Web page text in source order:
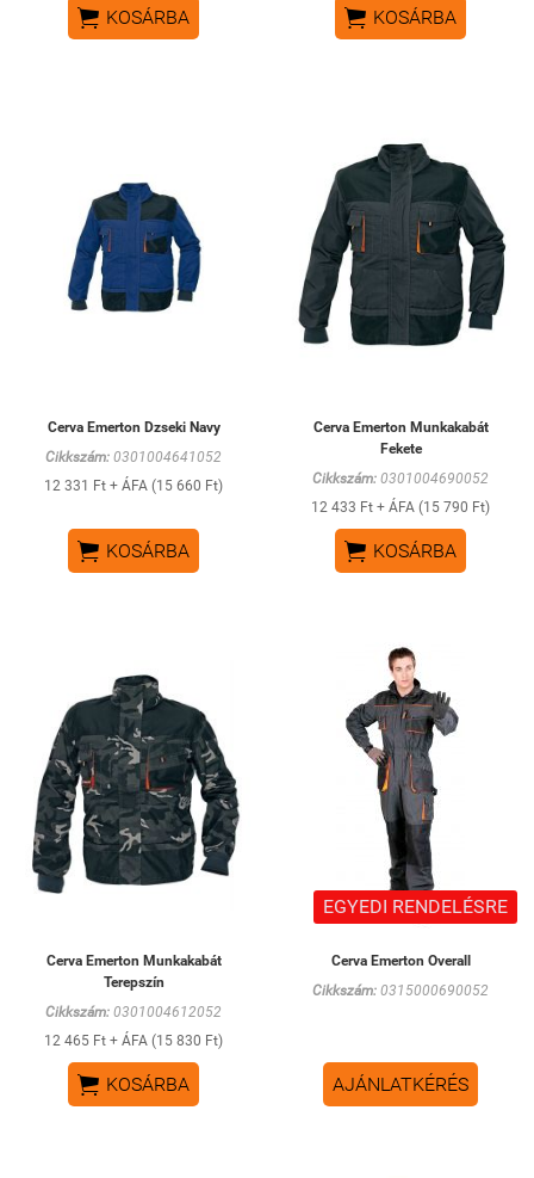
 KOSÁRBA  KOSÁRBA
Cerva Emerton Dzseki Navy
Cikkszám: 0301004641052
12 331 Ft + ÁFA (15 660 Ft)
 KOSÁRBA
Cerva Emerton Munkakabát
Fekete
Cikkszám: 0301004690052
12 433 Ft + ÁFA (15 790 Ft)
 KOSÁRBA
Cerva Emerton Munkakabát
Terepszín
Cikkszám: 0301004612052
12 465 Ft + ÁFA (15 830 Ft)
 KOSÁRBA
EGYEDI RENDELÉSRE
Cerva Emerton Overall
Cikkszám: 0315000690052
AJÁNLATKÉRÉS